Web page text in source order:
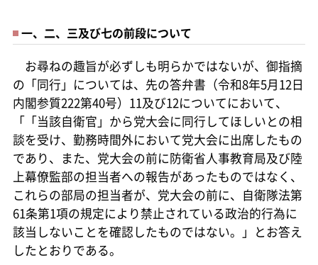
一、二、三及び七の前段について
お尋ねの趣旨が必ずしも明らかではないが、御指摘
の「同行」については、先の答弁書（令和8年5月12日
内閣参質222第40号）11及び12についてにおいて、
「「当該自衛官」から党大会に同行してほしいとの相
談を受け、勤務時間外において党大会に出席したもの
であり、また、党大会の前に防衛省人事教育局及び陸
上幕僚監部の担当者への報告があったものではなく、
これらの部局の担当者が、党大会の前に、自衛隊法第
61条第1項の規定により禁止されている政治的行為に
該当しないことを確認したものではない。」とお答え
したとおりである。